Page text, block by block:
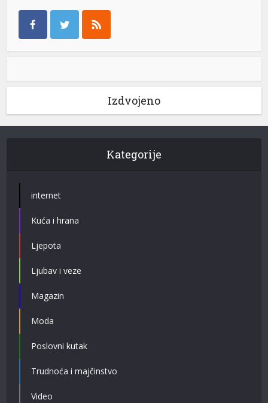
Izdvojeno
Kategorije
internet
Kuća i hrana
Ljepota
Ljubav i veze
Magazin
Moda
Poslovni kutak
Trudnoća i majčinstvo
Video